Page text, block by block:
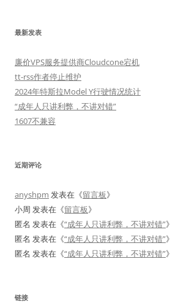
最新发表
廉价VPS服务提供商Cloudcone宕机
tt-rss作者停止维护
2024年特斯拉Model Y行驶情况统计
“成年人只讲利弊，不讲对错”
1607不兼容
近期评论
anyshpm 发表在《留言板》
小周 发表在《留言板》
匿名 发表在《“成年人只讲利弊，不讲对错”》
匿名 发表在《“成年人只讲利弊，不讲对错”》
匿名 发表在《“成年人只讲利弊，不讲对错”》
链接